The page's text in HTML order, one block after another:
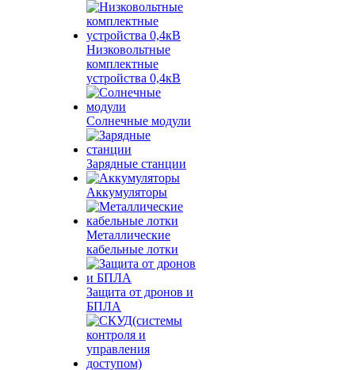
Низковольтные
комплектные
устройства 0,4кВ
Солнечные модули
Зарядные станции
Аккумуляторы
Металлические
кабельные лотки
Защита от дронов и
БПЛА